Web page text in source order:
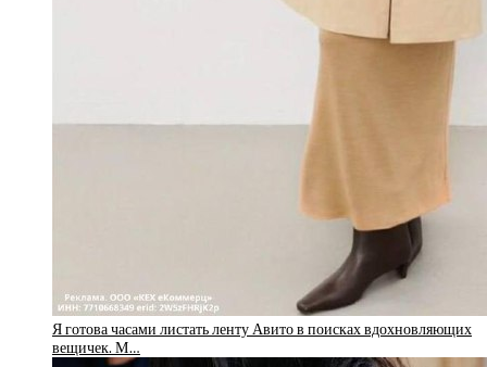
Я готова часами листать ленту Авито в поисках вдохновляющих
вещичек. М…